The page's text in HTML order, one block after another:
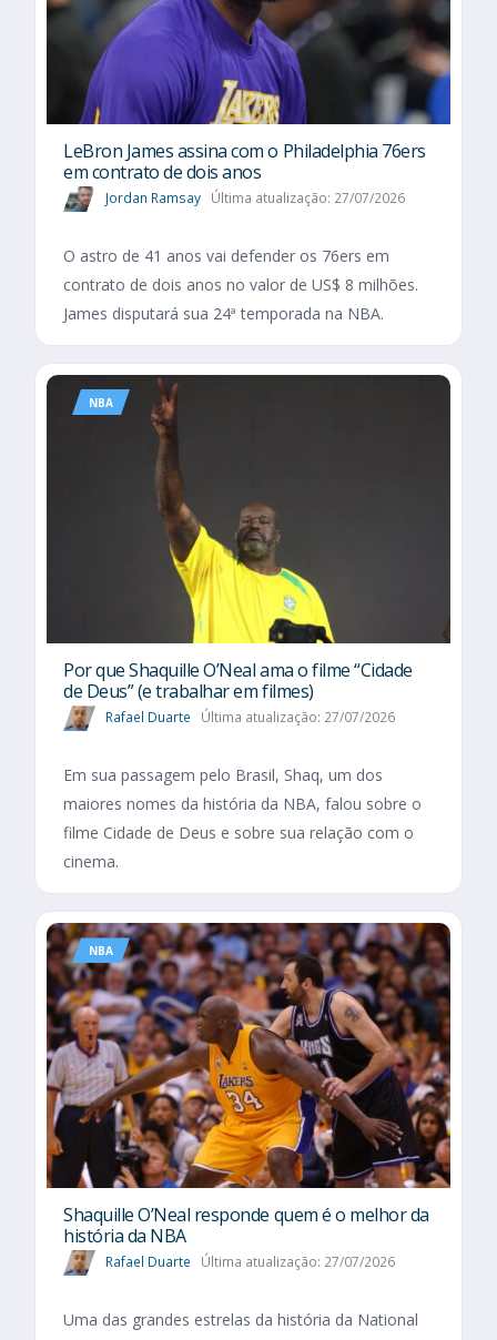
LeBron James assina com o Philadelphia 76ers
em contrato de dois anos
Jordan Ramsay Última atualização: 27/07/2026
O astro de 41 anos vai defender os 76ers em
contrato de dois anos no valor de US$ 8 milhões.
James disputará sua 24ª temporada na NBA.
NBA
Por que Shaquille O’Neal ama o filme “Cidade
de Deus” (e trabalhar em filmes)
Rafael Duarte Última atualização: 27/07/2026
Em sua passagem pelo Brasil, Shaq, um dos
maiores nomes da história da NBA, falou sobre o
filme Cidade de Deus e sobre sua relação com o
cinema.
NBA
Shaquille O’Neal responde quem é o melhor da
história da NBA
Rafael Duarte Última atualização: 27/07/2026
Uma das grandes estrelas da história da National